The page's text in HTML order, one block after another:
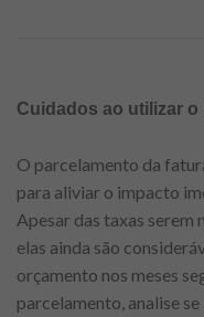
Cuidados ao utilizar
O parcelamento da
para aliviar o impacto
Apesar das taxas serem
elas ainda são
orçamento nos meses
parcelamento, analise